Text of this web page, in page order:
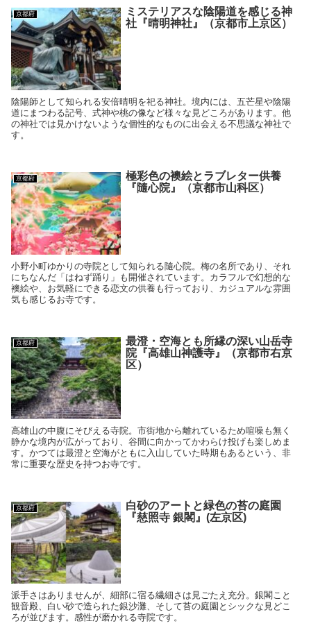
京都府
ミステリアスな陰陽道を感じる神
社『晴明神社』（京都市上京区）
陰陽師として知られる安倍晴明を祀る神社。境内には、五芒星や陰陽
道にまつわる記号、式神や桃の像など様々な見どころがあります。他
の神社では見かけないような個性的なものに出会える不思議な神社で
す。
京都府
極彩色の襖絵とラブレター供養
『隨心院』（京都市山科区）
小野小町ゆかりの寺院として知られる隨心院。梅の名所であり、それ
にちなんだ「はねず踊り」も開催されています。カラフルで幻想的な
襖絵や、お気軽にできる恋文の供養も行っており、カジュアルな雰囲
気も感じるお寺です。
京都府
最澄・空海とも所縁の深い山岳寺
院『高雄山神護寺』（京都市右京
区）
高雄山の中腹にそびえる寺院。市街地から離れているため喧噪も無く
静かな境内が広がっており、谷間に向かってかわらけ投げも楽しめま
す。かつては最澄と空海がともに入山していた時期もあるという、非
常に重要な歴史を持つお寺です。
京都府
白砂のアートと緑色の苔の庭園
『慈照寺 銀閣』(左京区)
派手さはありませんが、細部に宿る繊細さは見ごたえ充分。銀閣こと
観音殿、白い砂で造られた銀沙灘、そして苔の庭園とシックな見どこ
ろが並びます。感性が磨かれる寺院です。